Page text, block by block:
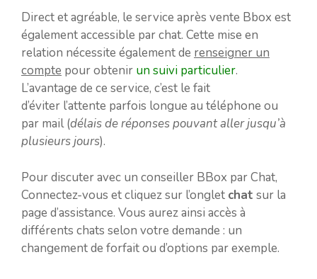
Direct et agréable, le service après vente Bbox est
également accessible par chat. Cette mise en
relation nécessite également de renseigner un
compte pour obtenir un suivi particulier.
L’avantage de ce service, c’est le fait
d’éviter l’attente parfois longue au téléphone ou
par mail (délais de réponses pouvant aller jusqu’à
plusieurs jours).
Pour discuter avec un conseiller BBox par Chat,
Connectez-vous et cliquez sur l’onglet chat sur la
page d’assistance. Vous aurez ainsi accès à
différents chats selon votre demande : un
changement de forfait ou d’options par exemple.